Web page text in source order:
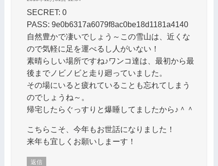
SECRET: 0
PASS: 9e0b6317a6079f8ac0be18d1181a4140
自然豊かで凄いでしょう～この雪山は、近くな
ので気軽に足を運べるし人がいない！
素晴らしい場所ですね♪ワンコ達は、最初から最
後までノビノビと走り廻っていました。
その場にいると疲れていることも忘れてしまう
のでしょうね～。
帰宅したらぐっすりと爆睡してましたから♪＾＾
こちらこそ、今年もお世話になりました！
来年も宜しくお願いしまーす！
返信